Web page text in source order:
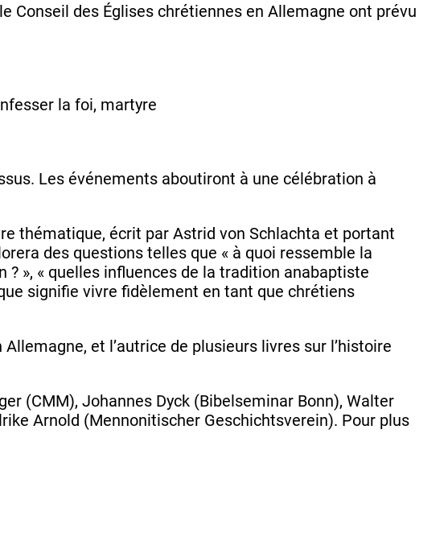
Conseil des Églises chrétiennes en Allemagne ont prévu
la foi, martyre
Les événements aboutiront à une célébration à
thématique, écrit par Astrid von Schlachta et portant
des questions telles que « à quoi ressemble la
», « quelles influences de la tradition anabaptiste
signifie vivre fidèlement en tant que chrétiens
et l’autrice de plusieurs livres sur l’histoire
(CMM), Johannes Dyck (Bibelseminar Bonn), Walter
Arnold (Mennonitischer Geschichtsverein). Pour plus